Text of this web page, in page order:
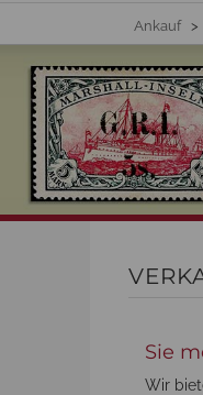
Ankauf>
Sie
Wir